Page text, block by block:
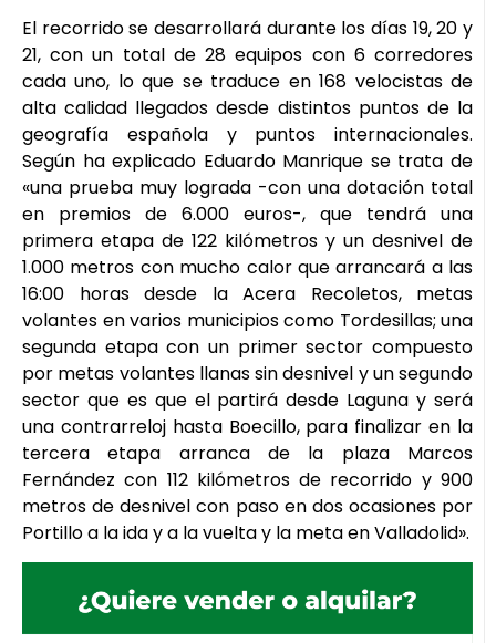
El recorrido se desarrollará durante los días 19, 20 y
21, con un total de 28 equipos con 6 corredores
cada uno, lo que se traduce en 168 velocistas de
alta calidad llegados desde distintos puntos de la
geografía española y puntos internacionales.
Según ha explicado Eduardo Manrique se trata de
«una prueba muy lograda -con una dotación total
en premios de 6.000 euros-, que tendrá una
primera etapa de 122 kilómetros y un desnivel de
1.000 metros con mucho calor que arrancará a las
16:00 horas desde la Acera Recoletos, metas
volantes en varios municipios como Tordesillas; una
segunda etapa con un primer sector compuesto
por metas volantes llanas sin desnivel y un segundo
sector que es que el partirá desde Laguna y será
una contrarreloj hasta Boecillo, para finalizar en la
tercera etapa arranca de la plaza Marcos
Fernández con 112 kilómetros de recorrido y 900
metros de desnivel con paso en dos ocasiones por
Portillo a la ida y a la vuelta y la meta en Valladolid».